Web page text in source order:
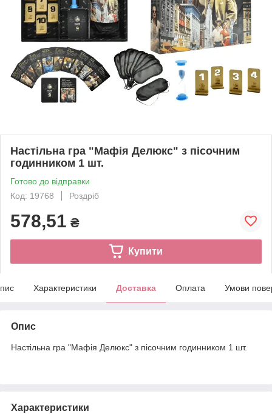
Настільна гра "Мафія Делюкс" з пісочним
годинником 1 шт.
Готово до відправки
Код: 19768
Роздріб
578,51 ₴
Купити
Характеристики Доставка Оплата Умови
Опис
Настільна гра "Мафія Делюкс" з пісочним годинником 1 шт.
Характеристики